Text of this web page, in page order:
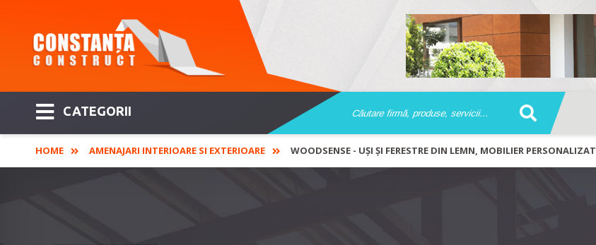
CATEGORII
HOME AMENAJARI INTERIOARE SI EXTERIOARE WOODSENSE - UȘI ȘI FERESTRE DIN LEMN, MOBILIER PERSONALIZAT